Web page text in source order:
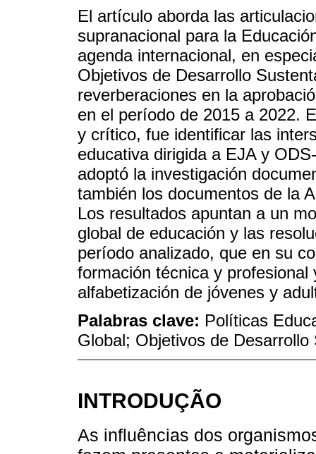
El artículo aborda las
supranacional para la
agenda internacional, en
Objetivos de Desarrollo
reverberaciones en la
en el período de 2015 a 2022.
y crítico, fue identificar las
educativa dirigida a EJA y
adoptó la investigación
también los documentos de la
Los resultados apuntan a un
global de educación y las
período analizado, que en su
formación técnica y
alfabetización de jóvenes y
Palabras clave: Políticas
Global; Objetivos de Desarrollo
INTRODUÇÃO
As influências dos